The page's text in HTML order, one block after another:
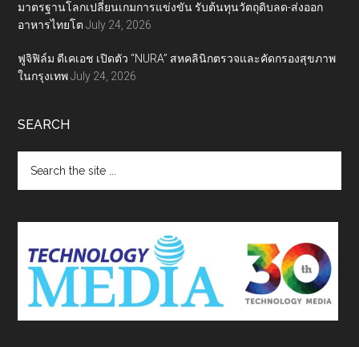
มาตรฐานโลกเปลี่ยนเกมการแข่งขัน รับต้นทุนวัตถุดิบลด-ส่งออก
อาหารไทยโต July 24, 2026
ฟูจิฟิล์ม ดีเคเอช เปิดตัว “NURA” สหคลินิกตรวจและคัดกรองสุขภาพ
ในกรุงเทพ July 24, 2026
SEARCH
the